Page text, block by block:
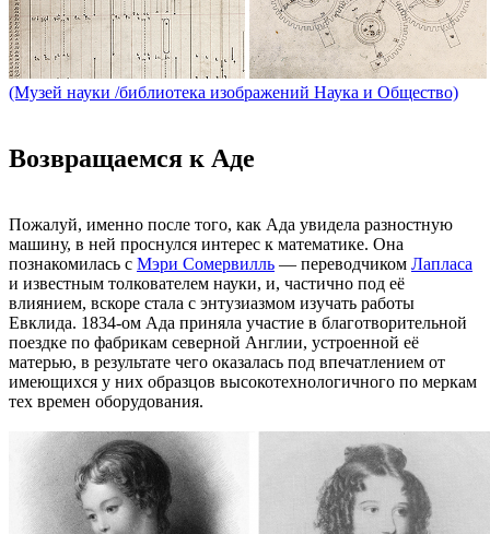
(Музей науки /библиотека изображений Наука и Общество)
Возвращаемся к Аде
Пожалуй, именно после того, как Ада увидела разностную
машину, в ней проснулся интерес к математике. Она
познакомилась с Мэри Сомервилль — переводчиком Лапласа
и известным толкователем науки, и, частично под её
влиянием, вскоре стала с энтузиазмом изучать работы
Евклида. 1834-ом Ада приняла участие в благотворительной
поездке по фабрикам северной Англии, устроенной её
матерью, в результате чего оказалась под впечатлением от
имеющихся у них образцов высокотехнологичного по меркам
тех времен оборудования.